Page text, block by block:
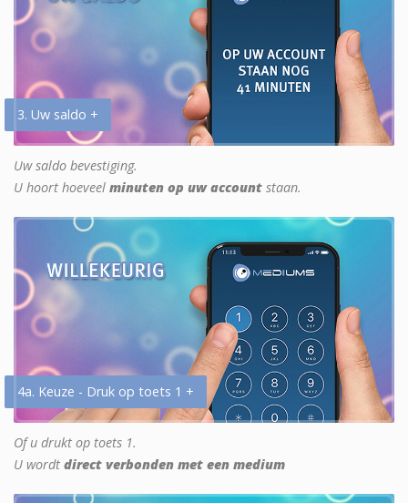
3. Uw saldo +
Uw saldo bevestiging.
U hoort hoeveel minuten op uw account staan.
4a. Keuze - Druk op toets 1 +
Of u drukt op toets 1.
U wordt direct verbonden met een medium